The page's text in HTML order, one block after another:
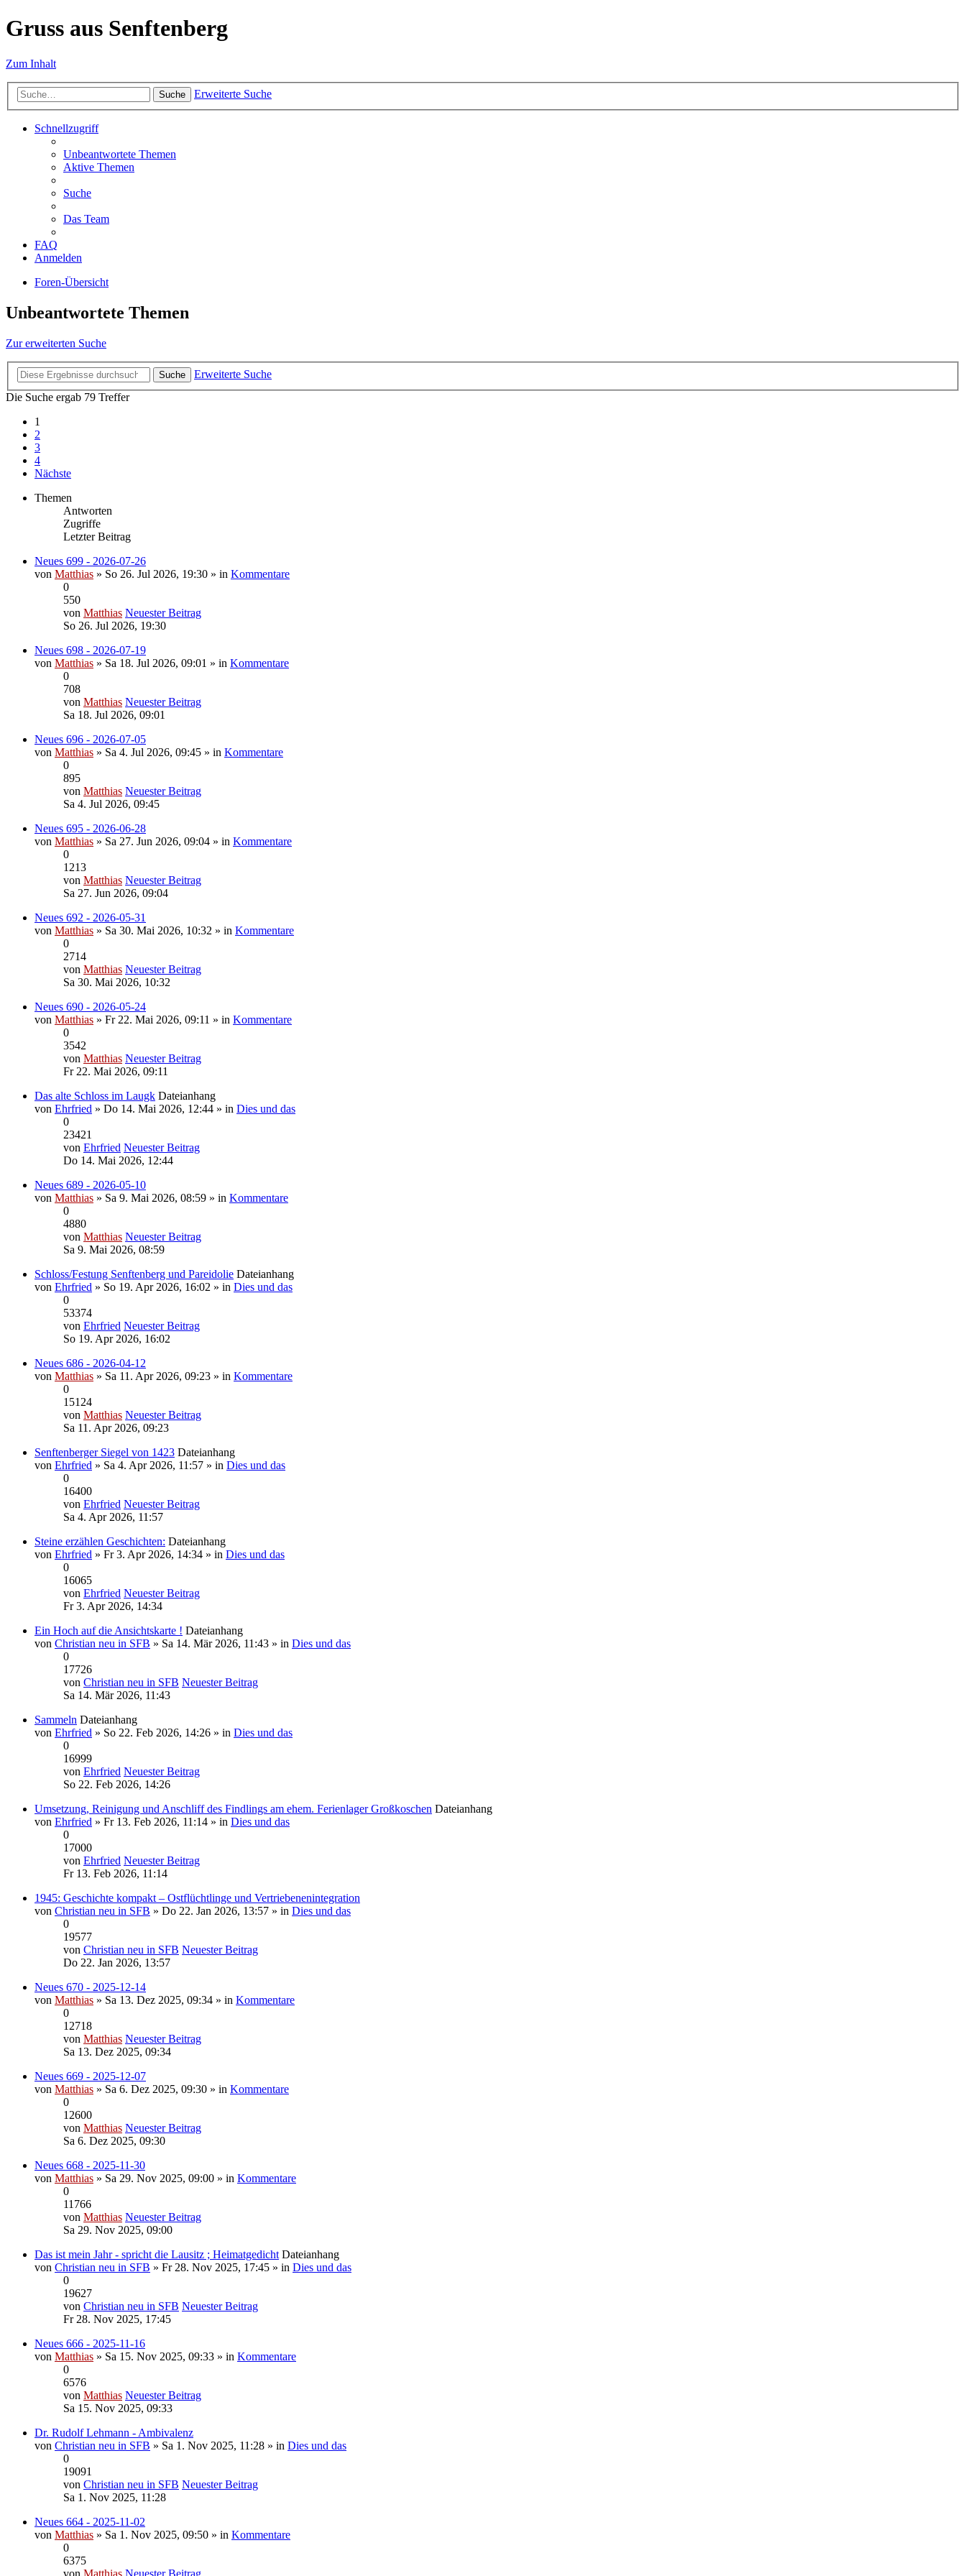
Gruss aus Senftenberg
Zum Inhalt
Suche Erweiterte Suche
Schnellzugriff
Unbeantwortete Themen
Aktive Themen
Suche
Das Team
FAQ
Anmelden
Foren-Übersicht
Unbeantwortete Themen
Zur erweiterten Suche
Suche
Erweiterte Suche
Die Suche ergab 79 Treffer
1
2
3
4
Nächste
Themen
Antworten
Zugriffe
Letzter Beitrag
Neues 699 - 2026-07-26
von Matthias » So 26. Jul 2026, 19:30 » in Kommentare
0
550
von Matthias Neuester Beitrag
So 26. Jul 2026, 19:30
Neues 698 - 2026-07-19
von Matthias » Sa 18. Jul 2026, 09:01 » in Kommentare
0
708
von Matthias Neuester Beitrag
Sa 18. Jul 2026, 09:01
Neues 696 - 2026-07-05
von Matthias » Sa 4. Jul 2026, 09:45 » in Kommentare
0
895
von Matthias Neuester Beitrag
Sa 4. Jul 2026, 09:45
Neues 695 - 2026-06-28
von Matthias » Sa 27. Jun 2026, 09:04 » in Kommentare
0
1213
von Matthias Neuester Beitrag
Sa 27. Jun 2026, 09:04
Neues 692 - 2026-05-31
von Matthias » Sa 30. Mai 2026, 10:32 » in Kommentare
0
2714
von Matthias Neuester Beitrag
Sa 30. Mai 2026, 10:32
Neues 690 - 2026-05-24
von Matthias » Fr 22. Mai 2026, 09:11 » in Kommentare
0
3542
von Matthias Neuester Beitrag
Fr 22. Mai 2026, 09:11
Das alte Schloss im Laugk Dateianhang
von Ehrfried » Do 14. Mai 2026, 12:44 » in Dies und das
0
23421
von Ehrfried Neuester Beitrag
Do 14. Mai 2026, 12:44
Neues 689 - 2026-05-10
von Matthias » Sa 9. Mai 2026, 08:59 » in Kommentare
0
4880
von Matthias Neuester Beitrag
Sa 9. Mai 2026, 08:59
Schloss/Festung Senftenberg und Pareidolie Dateianhang
von Ehrfried » So 19. Apr 2026, 16:02 » in Dies und das
0
53374
von Ehrfried Neuester Beitrag
So 19. Apr 2026, 16:02
Neues 686 - 2026-04-12
von Matthias » Sa 11. Apr 2026, 09:23 » in Kommentare
0
15124
von Matthias Neuester Beitrag
Sa 11. Apr 2026, 09:23
Senftenberger Siegel von 1423 Dateianhang
von Ehrfried » Sa 4. Apr 2026, 11:57 » in Dies und das
0
16400
von Ehrfried Neuester Beitrag
Sa 4. Apr 2026, 11:57
Steine erzählen Geschichten: Dateianhang
von Ehrfried » Fr 3. Apr 2026, 14:34 » in Dies und das
0
16065
von Ehrfried Neuester Beitrag
Fr 3. Apr 2026, 14:34
Ein Hoch auf die Ansichtskarte ! Dateianhang
von Christian neu in SFB » Sa 14. Mär 2026, 11:43 » in Dies und das
0
17726
von Christian neu in SFB Neuester Beitrag
Sa 14. Mär 2026, 11:43
Sammeln Dateianhang
von Ehrfried » So 22. Feb 2026, 14:26 » in Dies und das
0
16999
von Ehrfried Neuester Beitrag
So 22. Feb 2026, 14:26
Umsetzung, Reinigung und Anschliff des Findlings am ehem. Ferienlager Großkoschen Dateianhang
von Ehrfried » Fr 13. Feb 2026, 11:14 » in Dies und das
0
17000
von Ehrfried Neuester Beitrag
Fr 13. Feb 2026, 11:14
1945: Geschichte kompakt – Ostflüchtlinge und Vertriebenenintegration
von Christian neu in SFB » Do 22. Jan 2026, 13:57 » in Dies und das
0
19577
von Christian neu in SFB Neuester Beitrag
Do 22. Jan 2026, 13:57
Neues 670 - 2025-12-14
von Matthias » Sa 13. Dez 2025, 09:34 » in Kommentare
0
12718
von Matthias Neuester Beitrag
Sa 13. Dez 2025, 09:34
Neues 669 - 2025-12-07
von Matthias » Sa 6. Dez 2025, 09:30 » in Kommentare
0
12600
von Matthias Neuester Beitrag
Sa 6. Dez 2025, 09:30
Neues 668 - 2025-11-30
von Matthias » Sa 29. Nov 2025, 09:00 » in Kommentare
0
11766
von Matthias Neuester Beitrag
Sa 29. Nov 2025, 09:00
Das ist mein Jahr - spricht die Lausitz ; Heimatgedicht Dateianhang
von Christian neu in SFB » Fr 28. Nov 2025, 17:45 » in Dies und das
0
19627
von Christian neu in SFB Neuester Beitrag
Fr 28. Nov 2025, 17:45
Neues 666 - 2025-11-16
von Matthias » Sa 15. Nov 2025, 09:33 » in Kommentare
0
6576
von Matthias Neuester Beitrag
Sa 15. Nov 2025, 09:33
Dr. Rudolf Lehmann - Ambivalenz
von Christian neu in SFB » Sa 1. Nov 2025, 11:28 » in Dies und das
0
19091
von Christian neu in SFB Neuester Beitrag
Sa 1. Nov 2025, 11:28
Neues 664 - 2025-11-02
von Matthias » Sa 1. Nov 2025, 09:50 » in Kommentare
0
6375
von Matthias Neuester Beitrag